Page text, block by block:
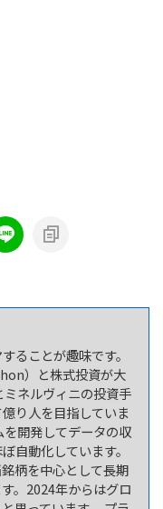
ることが趣味です。
）と株式投資が大
ネルヴィニの投資手
り人を目指していま
開発してデータの収
自動化しています。
柄を中心として長期
。2024年からはグロ